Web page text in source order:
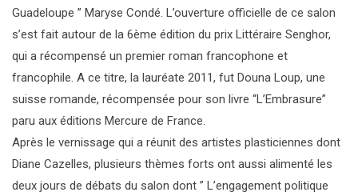
Guadeloupe ” Maryse Condé. L’ouverture officielle de ce salon
s’est fait autour de la 6ème édition du prix Littéraire Senghor,
qui a récompensé un premier roman francophone et
francophile. A ce titre, la lauréate 2011, fut Douna Loup, une
suisse romande, récompensée pour son livre “L’Embrasure”
paru aux éditions Mercure de France.
Après le vernissage qui a réunit des artistes plasticiennes dont
Diane Cazelles, plusieurs thèmes forts ont aussi alimenté les
deux jours de débats du salon dont ” L’engagement politique